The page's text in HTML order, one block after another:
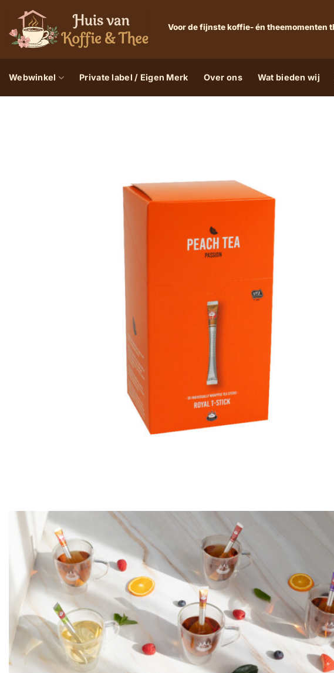
naar
inhoud
Voor de fijnste koffie- én theemomenten
Webwinkel Private label / Eigen Merk Over ons Wat bieden wij